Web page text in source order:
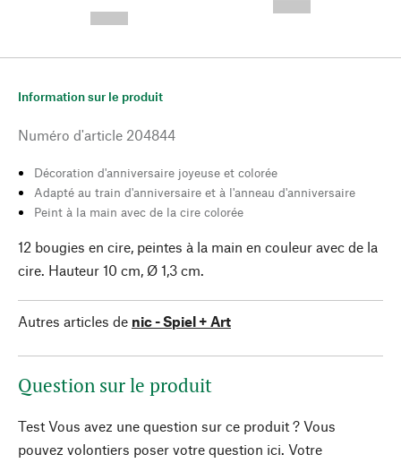
Information sur le produit
Numéro d'article 204844
Décoration d'anniversaire joyeuse et colorée
Adapté au train d'anniversaire et à l'anneau d'anniversaire
Peint à la main avec de la cire colorée
12 bougies en cire, peintes à la main en couleur avec de la
cire. Hauteur 10 cm, Ø 1,3 cm.
Autres articles de nic - Spiel + Art
Question sur le produit
Test Vous avez une question sur ce produit ? Vous
pouvez volontiers poser votre question ici. Votre